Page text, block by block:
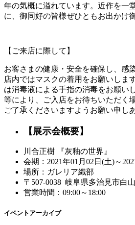
年の気概に溢れています。近作を一
に、御同好の皆様ぜひともお出かけ
【ご来店に際して】
お客さまの健康・安全を確保し、感
店内ではマスクの着用をお願いしま
は消毒液による手指の消毒をお願い
等により、ご入店をお待ちいただく
ご了承くださいますようお願い申し
【展示会概要】
川合正樹 『灰釉の世界』
会期：2021年01月02日(土)～
場所：ガレリア織部
〒507-0038 岐阜県多治見市白
営業時間：09:00～18:00
イベントアーカイブ